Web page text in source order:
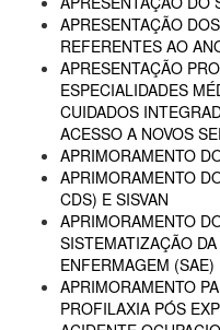
APRESENTAÇÃO
REFERENTES AO
APRESENTAÇÃO
ESPECIALIDADES
CUIDADOS
ACESSO A NOVOS
APRIMORAMENTO
APRIMORAMENTO
CDS) E SISVAN
APRIMORAMENTO
SISTEMATIZAÇÃO
ENFERMAGEM (SAE)
APRIMORAMENTO
PROFILAXIA PÓS